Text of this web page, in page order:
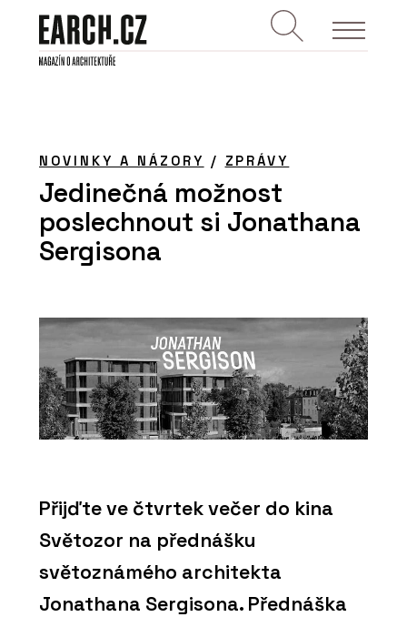
NOVINKY A NÁZORY / ZPRÁVY
Jedinečná možnost
poslechnout si Jonathana
Sergisona
Přijďte ve čtvrtek večer do kina
Světozor na přednášku
světoznámého architekta
Jonathana Sergisona. Přednáška